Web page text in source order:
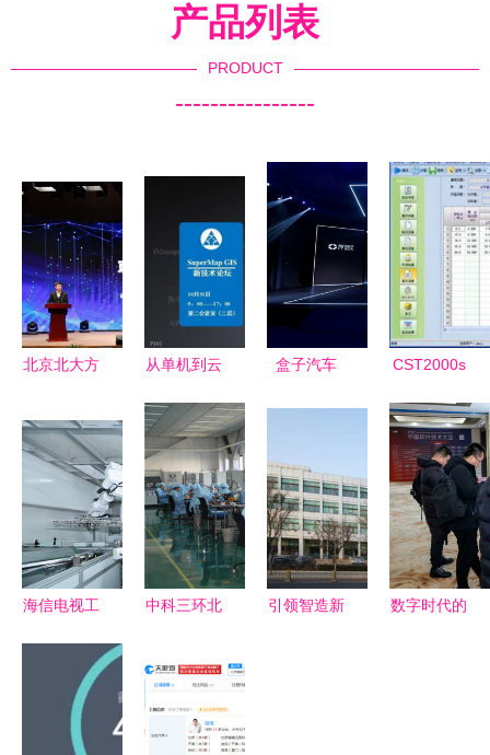
产品列表
PRODUCT
----------------
北京北大方
学院 厚积
薄发，以产
教融合服务
京津冀发展
从单机到云
的进化之路
与大数据、
云原生时代
的北京软件
咨询前瞻
盒子汽车
成为B端赛
道王者
CST2000s
定软件 北
京软件技术
咨询的专业
解决方案
海信电视工
电视行业首
个灯塔工厂
称号
中科三环北
视中国稀土
永磁行业的
创新高地
引领智造新
数字时代的